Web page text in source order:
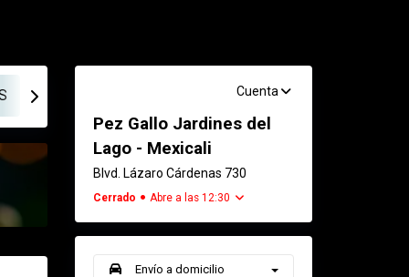
SUSHI, ROLLOS EMPANIZADOS SUSHI, ROLLOS
Cuenta
Pez Gallo Jardines del
Lago - Mexicali
Blvd. Lázaro Cárdenas 730
Cerrado Abre a las 12:30
Envío a domicilio